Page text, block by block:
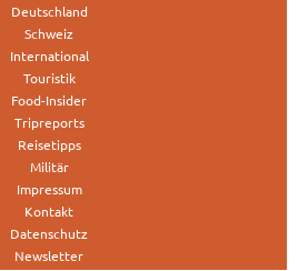
Deutschland
Schweiz
International
Touristik
Food-Insider
Tripreports
Reisetipps
Militär
Impressum
Kontakt
Datenschutz
Newsletter